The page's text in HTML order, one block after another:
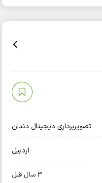
تصویربرداری دیجیتال دندان
اردبیل
3 سال قبل